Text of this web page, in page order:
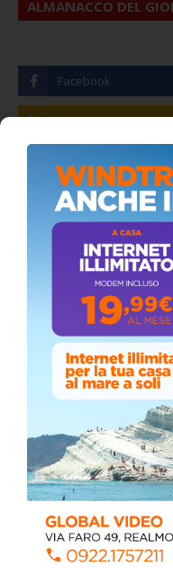
ALMANACCO DEL
Stefano
Scrittori,
Giovedì,
La
i dati in
Lunedì,
Stefano
Scrittori,
Giovedì,
📅 ESTATE
SICULIANA
July 24, 2026
Siculiana,